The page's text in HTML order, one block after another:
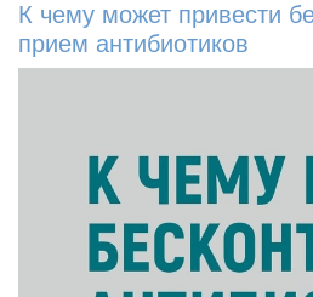
К чему может привести
прием антибиотиков